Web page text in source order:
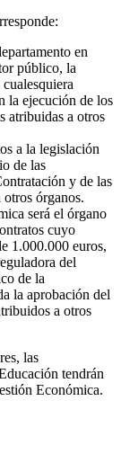
en
público, la
la ejecución de los
atribuidas a otros
a la legislación
de las
y de las
órganos.
será el órgano
cuyo
1.000.000 euros,
del
de la
la aprobación del
a otros
las
tendrán
Económica.